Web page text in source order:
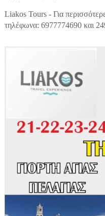
Liakos Tours- Για
τηλέφωνα: 6977774690 και